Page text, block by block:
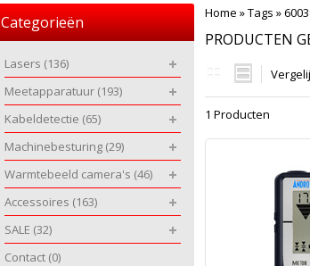
Home »Tags »
PRODUCTEN
1 Producten
Categorieën
Lasers (136)
Meetapparatuur (193)
Kabeldetectie (65)
Machinebesturing (29)
Warmtebeeld camera's (46)
Accessoires (163)
SALE (32)
Contact (0)